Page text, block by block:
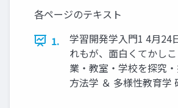
各ページのテキスト
1.
学習開発学入門1 4月24
れもが、面白くてかし
業・教室・学校を探究
方法学 ＆ 多様性教育学